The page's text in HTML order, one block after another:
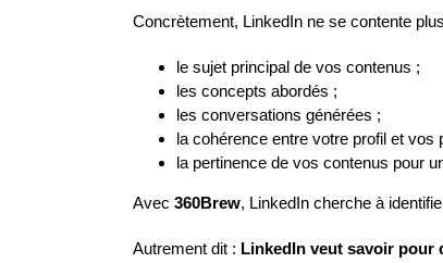
Concrètement, LinkedIn ne se contente
le sujet principal de vos contenus ;
les concepts abordés ;
les conversations générées ;
la cohérence entre votre profil et vos
la pertinence de vos contenus pour
Avec 360Brew, LinkedIn cherche à
Autrement dit : LinkedIn veut savoir pour